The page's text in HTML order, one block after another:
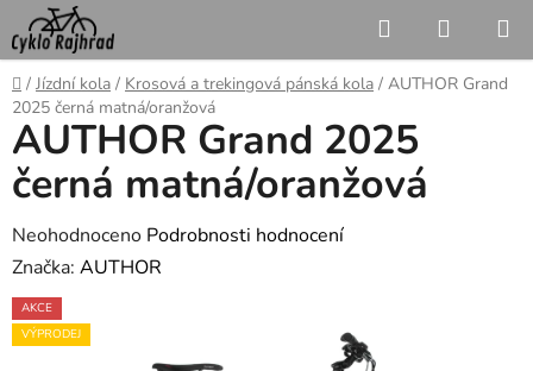
Přejít
na
obsah
Hledat
KOŠÍK
Domů
/ Jízdní kola / Krosová a trekingová pánská kola / AUTHOR Grand
2025 černá matná/oranžová
AUTHOR Grand 2025
černá matná/oranžová
Průměrné
hodnocení
produktu
je
Neohodnoceno Podrobnosti hodnocení
Značka: AUTHOR
AKCE
VÝPRODEJ